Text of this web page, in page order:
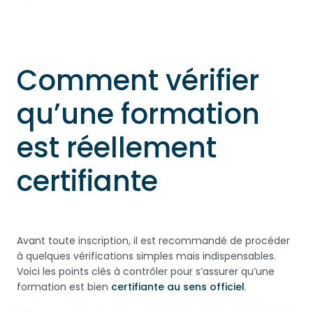
Comment vérifier
qu’une formation
est réellement
certifiante
Avant toute inscription, il est recommandé de procéder
à quelques vérifications simples mais indispensables.
Voici les points clés à contrôler pour s’assurer qu’une
formation est bien certifiante au sens officiel.